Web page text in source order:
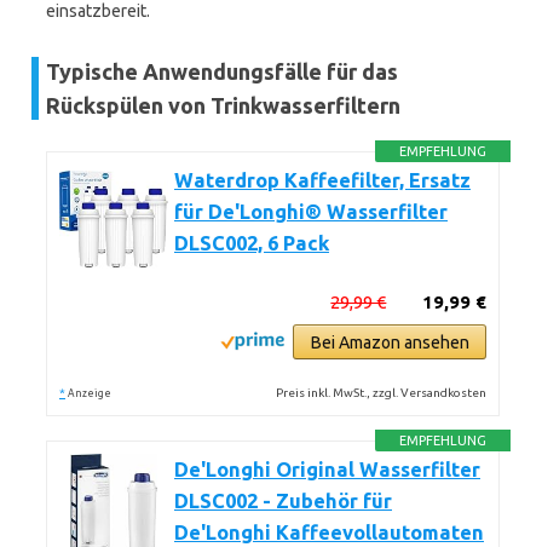
einsatzbereit.
Typische Anwendungsfälle für das
Rückspülen von Trinkwasserfiltern
EMPFEHLUNG
Waterdrop Kaffeefilter, Ersatz
für De'Longhi® Wasserfilter
DLSC002, 6 Pack
19,99 €
29,99 €
Bei Amazon ansehen
* Anzeige Preis inkl. MwSt., zzgl. Versandkosten
EMPFEHLUNG
De'Longhi Original Wasserfilter
DLSC002 - Zubehör für
De'Longhi Kaffeevollautomaten